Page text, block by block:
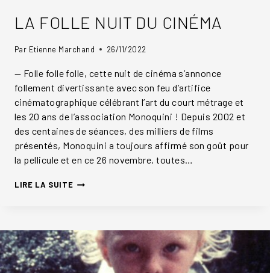
LA FOLLE NUIT DU CINÉMA
Par Etienne Marchand 26/11/2022
— Folle folle folle, cette nuit de cinéma s’annonce
follement divertissante avec son feu d’artifice
cinématographique célébrant l’art du court métrage et
les 20 ans de l’association Monoquini ! Depuis 2002 et
des centaines de séances, des milliers de films
présentés, Monoquini a toujours affirmé son goût pour
la pellicule et en ce 26 novembre, toutes…
LIRE LA SUITELA
CINÉMA